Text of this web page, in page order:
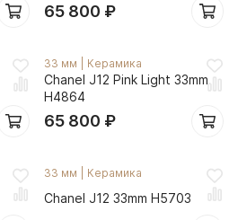
65 800 ₽
33 мм Керамика
Chanel J12 Pink Light 33mm
H4864
65 800 ₽
33 мм Керамика
Chanel J12 33mm H5703